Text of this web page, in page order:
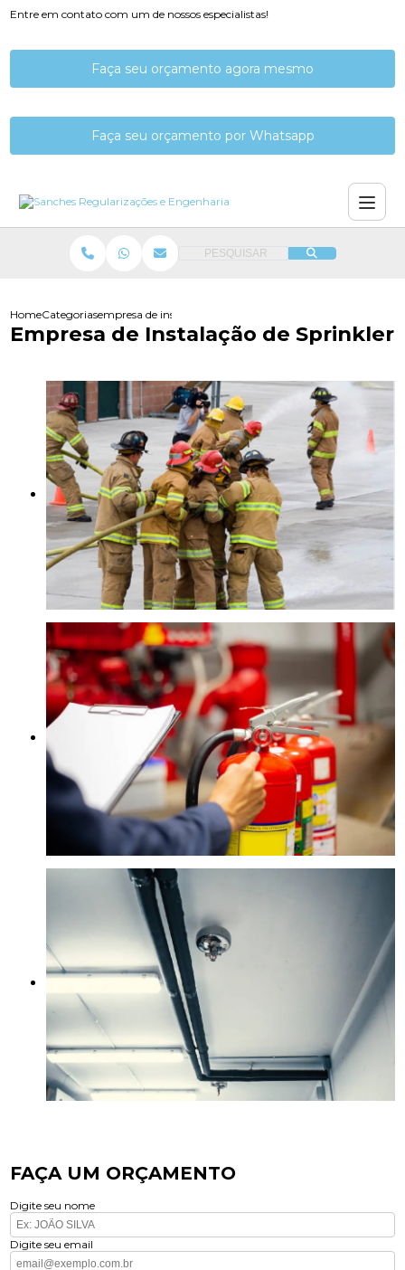
Entre em contato com um de nossos especialistas!
Faça seu orçamento agora mesmo
Faça seu orçamento por Whatsapp
PESQUISAR
HomeCategoriasempresa de instalacao de sprinkler
Empresa de Instalação de Sprinkler
FAÇA UM ORÇAMENTO
Digite seu nome
Digite seu email